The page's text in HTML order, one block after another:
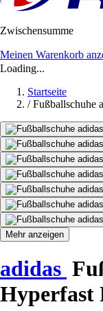
Zwischensumme
Meinen Warenkorb
Loading...
Startseite
/ Fußballschuhe
Mehr anzeigen
adidas
Hyperfast